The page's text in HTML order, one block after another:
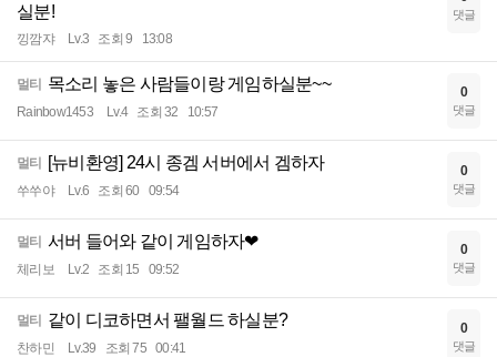
실분!
낑깜쟈 Lv.3 조회 9 13:08
댓글
멀티 목소리 놓은 사람들이랑 게임하실분~~
Rainbow1453 Lv.4 조회 32 10:57
0
댓글
멀티 [뉴비환영] 24시 종겜 서버에서 겜하자
쑤쑤야 Lv.6 조회 60 09:54
0
댓글
멀티 서버 들어와 같이 게임하자❤
체리보 Lv.2 조회 15 09:52
0
댓글
멀티 같이 디코하면서 팰월드 하실분?
찬하민 Lv.39 조회 75 00:41
0
댓글